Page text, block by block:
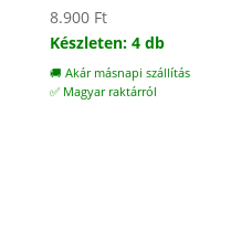
8.900 Ft
Készleten: 4 db
🚚 Akár másnapi szállítás
✅ Magyar raktárról